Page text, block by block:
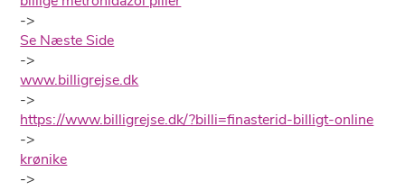
->
Se Næste Side
->
www.billigrejse.dk
->
https://www.billigrejse.dk/?billi=finasterid-billigt-online
->
krønike
->